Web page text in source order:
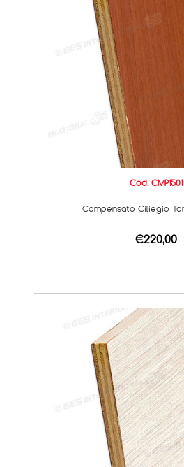
Cod. CMP1501
Compensato Ciliegio
€220,00